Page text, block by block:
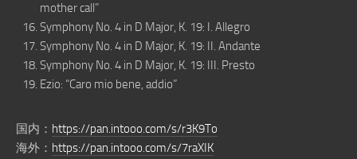
mother call”
Symphony No. 4 in D Major, K. 19: I. Allegro
Symphony No. 4 in D Major, K. 19: II. Andante
Symphony No. 4 in D Major, K. 19: III. Presto
Ezio: “Caro mio bene, addio”
国内： https://pan.intooo.com/s/r3K9To
海外： https://pan.intooo.com/s/7raXIK